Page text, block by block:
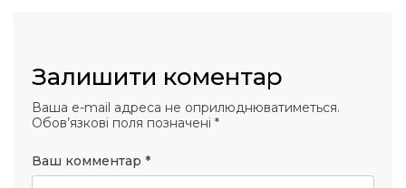
Залишити коментар
Ваша e-mail адреса не оприлюднюватиметься.
Обов’язкові поля позначені *
Ваш комментар *